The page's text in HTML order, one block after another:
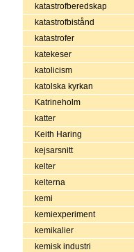
katastrofberedskap
katastrofbistånd
katastrofer
katekeser
katolicism
katolska kyrkan
Katrineholm
katter
Keith Haring
kejsarsnitt
kelter
kelterna
kemi
kemiexperiment
kemikalier
kemisk industri